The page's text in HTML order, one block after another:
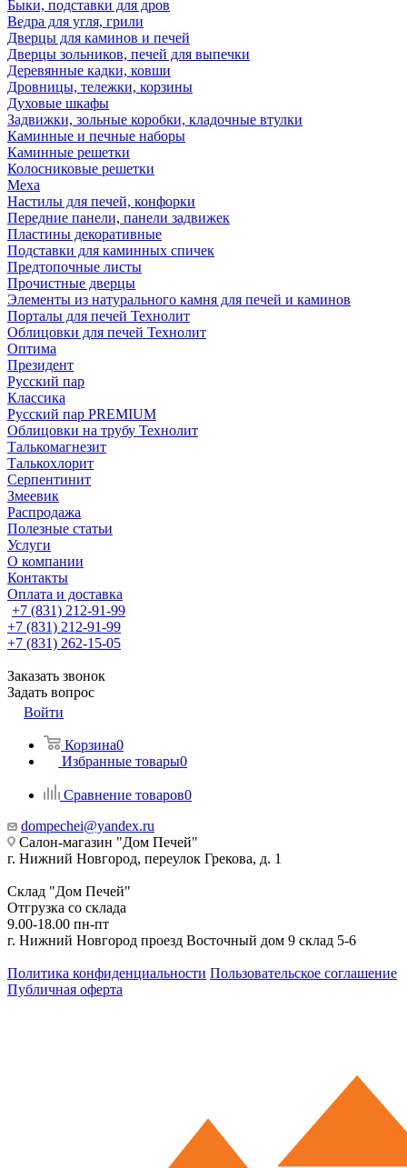
Быки, подставки для дров
Ведра для угля, грили
Дверцы для каминов и печей
Дверцы зольников, печей для выпечки
Деревянные кадки, ковши
Дровницы, тележки, корзины
Духовые шкафы
Задвижки, зольные коробки, кладочные втулки
Каминные и печные наборы
Каминные решетки
Колосниковые решетки
Меха
Настилы для печей, конфорки
Передние панели, панели задвижек
Пластины декоративные
Подставки для каминных спичек
Предтопочные листы
Прочистные дверцы
Элементы из натурального камня для печей и каминов
Порталы для печей Технолит
Облицовки для печей Технолит
Оптима
Президент
Русский пар
Классика
Русский пар PREMIUM
Облицовки на трубу Технолит
Талькомагнезит
Талькохлорит
Серпентинит
Змеевик
Распродажа
Полезные статьи
Услуги
О компании
Контакты
Оплата и доставка
+7 (831) 212-91-99
+7 (831) 212-91-99
+7 (831) 262-15-05
Заказать звонок
Задать вопрос
Войти
Корзина0
Избранные товары0
Сравнение товаров0
dompechei@yandex.ru
Салон-магазин "Дом Печей"
г. Нижний Новгород, переулок Грекова, д. 1
Склад "Дом Печей"
Отгрузка со склада
9.00-18.00 пн-пт
г. Нижний Новгород проезд Восточный дом 9 склад 5-6
Политика конфиденциальности Пользовательское соглашение
Публичная оферта